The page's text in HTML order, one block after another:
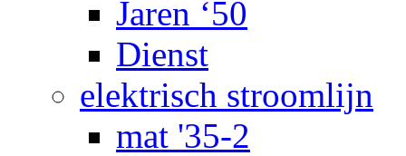
Jaren ‘50
Dienst
elektrisch stroomlijn
mat '35-2